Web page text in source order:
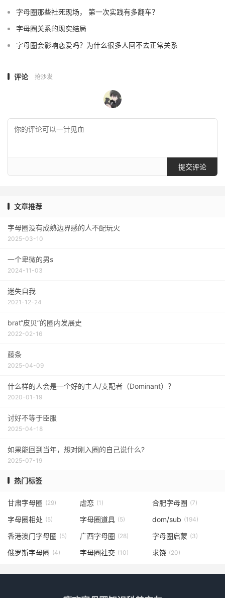
字母圈那些社死现场， 第一次实践有多翻车？
字母圈关系的现实结局
字母圈会影响恋爱吗？为什么很多人回不去正常关系
评论 抢沙发
提交评论
文章推荐
字母圈没有成熟边界感的人不配玩火
2025-03-10
一个卑微的男s
2024-11-03
迷失自我
2021-12-24
brat“皮贝”的圈内发展史
2022-02-16
藤条
2025-04-09
什么样的人会是一个好的主人/支配者（Dominant）？
2020-01-19
讨好不等于臣服
2025-04-18
如果能回到当年，想对刚入圈的自己说什么?
2025-07-19
热门标签
甘肃字母圈 (29) 虐恋 (1) 合肥字母圈 (7)
字母圈相处 (5) 字母圈道具 (5) dom/sub (194)
香港澳门字母圈 (5) 广西字母圈 (28) 字母圈启蒙 (3)
俄罗斯字母圈 (4) 字母圈社交 (10) 求饶 (20)